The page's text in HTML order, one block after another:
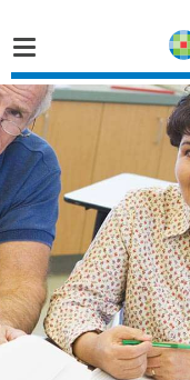
Home
Vakgebieden
Actueel
Producten